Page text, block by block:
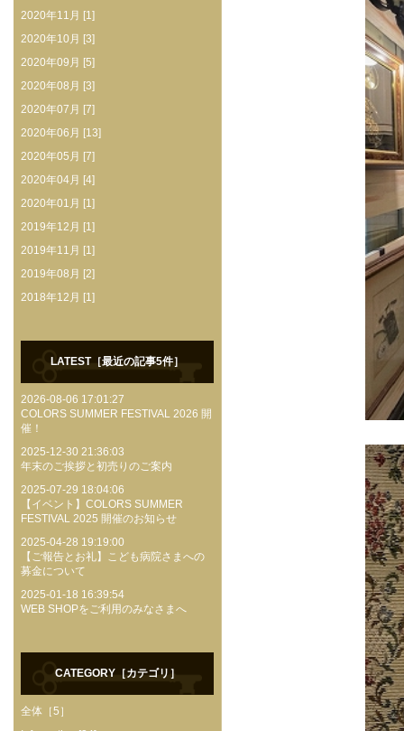
2020年11月 [1]
2020年10月 [3]
2020年09月 [5]
2020年08月 [3]
2020年07月 [7]
2020年06月 [13]
2020年05月 [7]
2020年04月 [4]
2020年01月 [1]
2019年12月 [1]
2019年11月 [1]
2019年08月 [2]
2018年12月 [1]
LATEST［最近の記事5件］
2026-08-06 17:01:27
COLORS SUMMER FESTIVAL 2026 開
催！
2025-12-30 21:36:03
年末のご挨拶と初売りのご案内
2025-07-29 18:04:06
【イベント】COLORS SUMMER
FESTIVAL 2025 開催のお知らせ
2025-04-28 19:19:00
【ご報告とお礼】こども病院さまへの
募金について
2025-01-18 16:39:54
WEB SHOPをご利用のみなさまへ
CATEGORY［カテゴリ］
全体［5］